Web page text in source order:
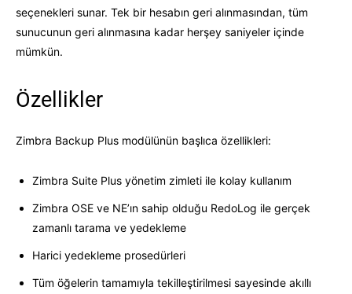
seçenekleri sunar. Tek bir hesabın geri alınmasından, tüm
sunucunun geri alınmasına kadar herşey saniyeler içinde
mümkün.
Özellikler
Zimbra Backup Plus modülünün başlıca özellikleri:
Zimbra Suite Plus yönetim zimleti ile kolay kullanım
Zimbra OSE ve NE’ın sahip olduğu RedoLog ile gerçek
zamanlı tarama ve yedekleme
Harici yedekleme prosedürleri
Tüm öğelerin tamamıyla tekilleştirilmesi sayesinde akıllı